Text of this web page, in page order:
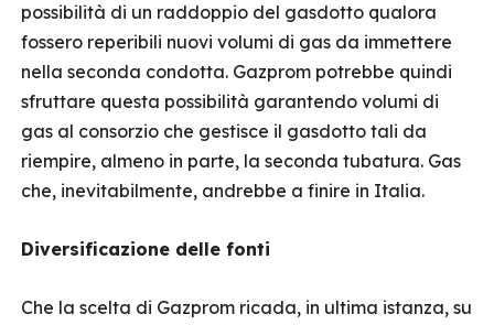
possibilità di un raddoppio del gasdotto qualora
fossero reperibili nuovi volumi di gas da immettere
nella seconda condotta. Gazprom potrebbe quindi
sfruttare questa possibilità garantendo volumi di
gas al consorzio che gestisce il gasdotto tali da
riempire, almeno in parte, la seconda tubatura. Gas
che, inevitabilmente, andrebbe a finire in Italia.
Diversificazione delle fonti
Che la scelta di Gazprom ricada, in ultima istanza, su